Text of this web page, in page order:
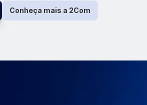
Conheça mais a 2Com